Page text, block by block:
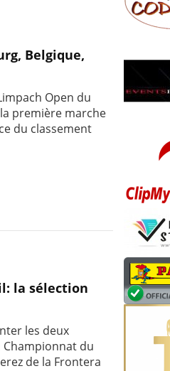
Belgique,
Open du
première marche
du classement
la sélection
les deux
du
de la Frontera